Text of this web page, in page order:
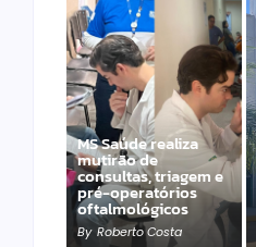
MS Saúde realiza
mutirão de
consultas, triagem e
pré-operatórios
oftalmológicos
By Roberto Costa
Laranja azeda atrai
investimento
francês para
produção de óleos
essenciais
By Roberto Costa